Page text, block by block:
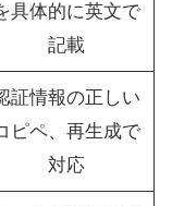
具体的に英文で
記載
証情報の正しい
ピペ、再生成で
対応